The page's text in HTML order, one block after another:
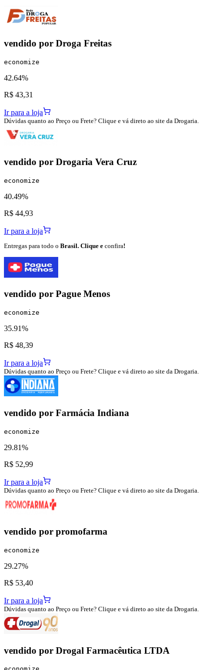
vendido por Droga Freitas
economize
42.64%
R$ 43,31
Ir para a loja
Dúvidas quanto ao Preço ou Frete? Clique e vá direto ao site da Drogaria.
vendido por Drogaria Vera Cruz
economize
40.49%
R$ 44,93
Ir para a loja
Entregas para todo o Brasil. Clique e confira!
vendido por Pague Menos
economize
35.91%
R$ 48,39
Ir para a loja
Dúvidas quanto ao Preço ou Frete? Clique e vá direto ao site da Drogaria.
vendido por Farmácia Indiana
economize
29.81%
R$ 52,99
Ir para a loja
Dúvidas quanto ao Preço ou Frete? Clique e vá direto ao site da Drogaria.
vendido por promofarma
economize
29.27%
R$ 53,40
Ir para a loja
Dúvidas quanto ao Preço ou Frete? Clique e vá direto ao site da Drogaria.
vendido por Drogal Farmacêutica LTDA